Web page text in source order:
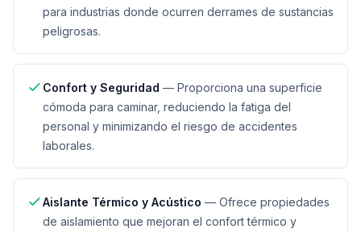
para industrias donde ocurren derrames de sustancias
peligrosas.
Confort y Seguridad — Proporciona una superficie
cómoda para caminar, reduciendo la fatiga del
personal y minimizando el riesgo de accidentes
laborales.
Aislante Térmico y Acústico — Ofrece propiedades
de aislamiento que mejoran el confort térmico y